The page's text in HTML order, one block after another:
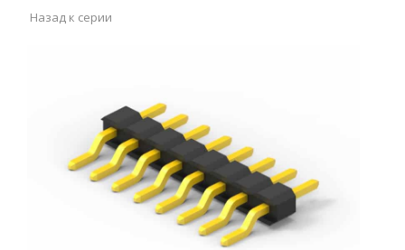
Назад к серии